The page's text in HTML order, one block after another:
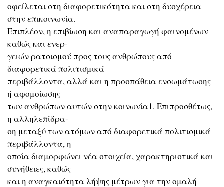
οφείλεται στη διαφορετικότητα και στη δυσχέρεια
στην επικοινωνία.
Επιπλέον, η επιβίωση και αναπαραγωγή φαινομένων
καθώς και ενερ-
γειών ρατσισμού προς τους ανθρώπους από
διαφορετικά πολιτισμικά
περιβάλλοντα, αλλά και η προσπάθεια ενσωμάτωσης
ή αφομοίωσης
των ανθρώπων αυτών στην κοινωνία1. Επιπροσθέτως,
η αλληλεπίδρα-
ση μεταξύ των ατόμων από διαφορετικά πολιτισμικά
περιβάλλοντα, η
οποία διαμορφώνει νέα στοιχεία, χαρακτηριστικά και
συνήθειες, καθώς
και η αναγκαιότητα λήψης μέτρων για την ομαλή